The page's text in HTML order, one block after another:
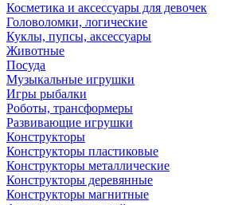
Косметика и аксессуары для девочек
Головоломки, логические
Куклы, пупсы, аксессуары
Животные
Посуда
Музыкальные игрушки
Игры рыбалки
Роботы, трансформеры
Развивающие игрушки
Конструкторы
Конструкторы пластиковые
Конструкторы металлические
Конструкторы деревянные
Конструкторы магнитные